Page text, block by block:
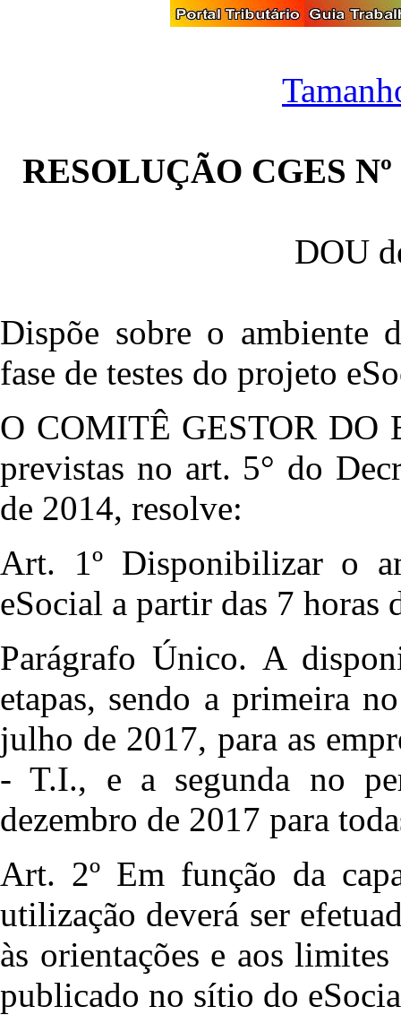
RESOLUÇÃO CGES
DOU
Dispõe sobre o ambiente
fase de testes do projeto
O COMITÊ GESTOR DO
previstas no art. 5° do
de 2014, resolve:
Art. 1º Disponibilizar o
eSocial a partir das 7 horas
Parágrafo Único. A
etapas, sendo a primeira
julho de 2017, para as
- T.I., e a segunda no
dezembro de 2017 para
Art. 2º Em função da
utilização deverá ser
às orientações e aos
publicado no sítio do